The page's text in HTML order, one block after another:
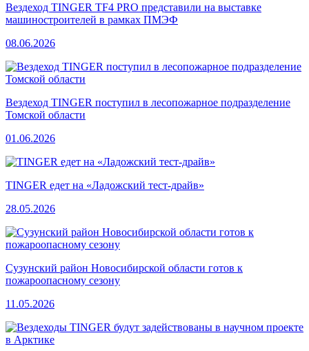
Вездеход TINGER TF4 PRO представили на выставке
машиностроителей в рамках ПМЭФ
08.06.2026
Вездеход TINGER поступил в лесопожарное подразделение
Томской области
01.06.2026
TINGER едет на «Ладожский тест-драйв»
28.05.2026
Сузунский район Новосибирской области готов к
пожароопасному сезону
11.05.2026